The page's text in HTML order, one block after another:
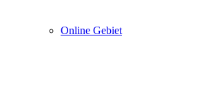
Online Gebiet